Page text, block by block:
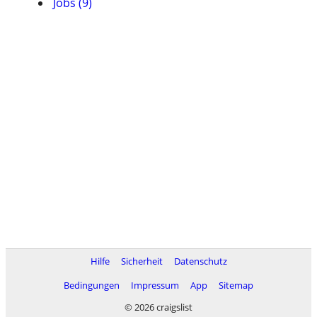
Hilfe Sicherheit
Datenschutz
Bedingungen
Impressum App
Sitemap
© 2026 craigslist